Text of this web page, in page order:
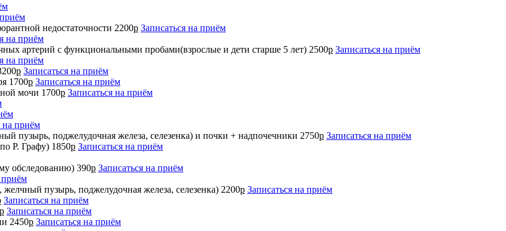
недостаточности 2200р Записаться на приём
на приём
артерий с функциональными пробами(взрослые и дети старше 5 лет) 2500р Записаться на приём
на приём
р Записаться на приём
1700р Записаться на приём
мочи 1700р Записаться на приём
на приём
пузырь, поджелудочная железа, селезенка) и почки + надпочечники 2750р Записаться на приём
Р. Графу) 1850р Записаться на приём
обследованию) 390р Записаться на приём
приём
пузырь, поджелудочная железа, селезенка) 2200р Записаться на приём
Записаться на приём
р Записаться на приём
2450р Записаться на приём